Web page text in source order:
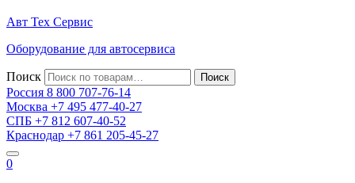
Авт Тех Сервис
Оборудование для автосервиса
Поиск
Россия 8 800 707-76-14
Москва +7 495 477-40-27
СПБ +7 812 607-40-52
Краснодар +7 861 205-45-27
0